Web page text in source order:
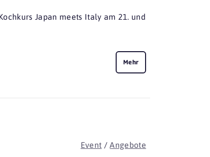
Japan meets Italy am 21. und
Mehr
Event /Angebote